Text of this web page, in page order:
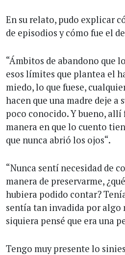
En su relato, pudo explicar
de episodios y cómo fue el
“Ámbitos de abandono que
esos límites que plantea el
miedo, lo que fuese,
hacen que una madre deje a
poco conocido. Y bueno, allí
manera en que lo cuento
que nunca abrió los ojos“.
“Nunca sentí necesidad de
manera de preservarme,
hubiera podido contar?
sentía tan invadida por algo
siquiera pensé que era una
Tengo muy presente lo